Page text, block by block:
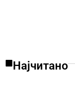
Најчитано